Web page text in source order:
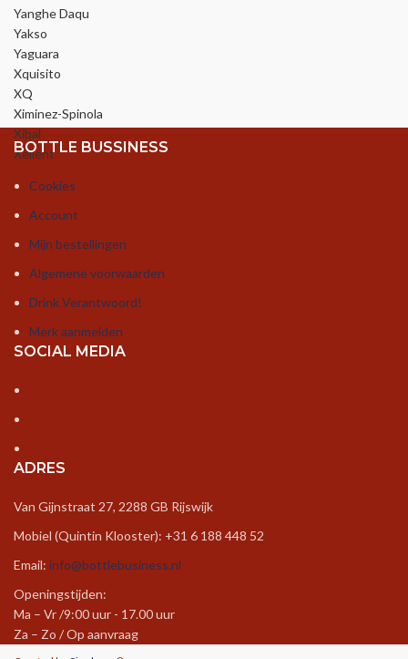
Yanghe Daqu
Yakso
Yaguara
Xquisito
XQ
Ximinez-Spinola
Xibal
Xellent
BOTTLE BUSSINESS
Cookies
Account
Mijn bestellingen
Algemene voorwaarden
Drink Verantwoord!
Merk aanmelden
SOCIAL MEDIA
ADRES
Van Gijnstraat 27, 2288 GB Rijswijk
Mobiel (Quintin Klooster): +31 6 188 448 52
Email: info@bottlebusiness.nl
Openingstijden:
Ma – Vr /9:00 uur - 17.00 uur
Za – Zo / Op aanvraag